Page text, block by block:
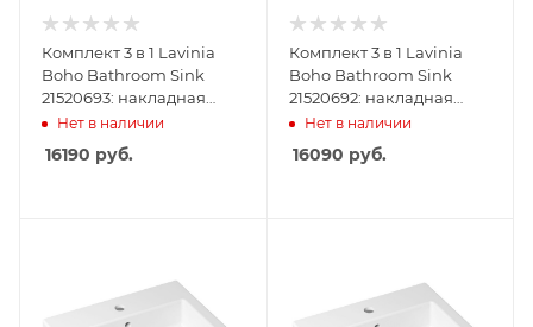
Комплект 3 в 1 Lavinia
Boho Bathroom Sink
21520693: накладная
раковина 50.5 см,
металлический сифон,
донный клапан
Нет в наличии
16190 руб.
Комплект 3 в 1 Lavinia
Boho Bathroom Sink
21520692: накладная
раковина 50.5 см,
металлический сифон,
донный клапан
Нет в наличии
16090 руб.